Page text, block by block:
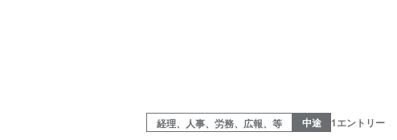
経理、人事、労務、広報、等 中途 1エントリー